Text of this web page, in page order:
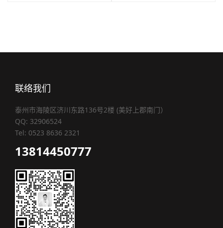
联络我们
泰州市海陵区济川东路136号2楼 (美好上郡南门）
QQ: 32906524
Tel: 0523 8636 2321
13814450777